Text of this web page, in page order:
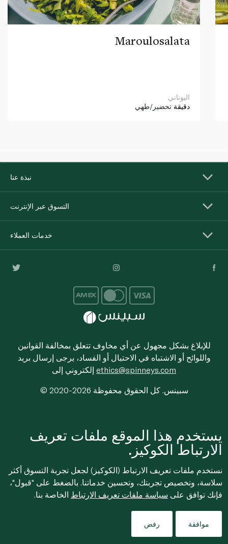
Maroulosalata
اليوناني
دقيقة تحضير/طهي
نبذة عنا
التسوق عبر الإنترنت
خدمات العملاء
للإبلاغ بشكل مجهول عن أي مخاوف تتعلق بمخالفة القوانين
واللوائح أو الاشتباه في الاحتيال أو الفساد، يرجى إرسال بريد
ethics@spinneys.com
© 2020-2026 سبينس. كل الحقوق محفوظة
يستخدم هذا الموقع ملفات تعريف
الارتباط الكوكيز.
نستخدم ملفات تعريف الارتباط (الكوكيز) لجعل تجربة التسوق أكثر
سلاسة، وتخصيص تجربتك، وتحسين خدماتنا. بالضغط على "قبول"،
فإنك توافق على سياسة ملفات تعريف الارتباط الخاصة بنا.
موافقة رفض